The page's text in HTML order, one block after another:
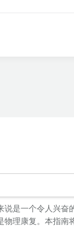
说是一个令人兴奋
物理康复。本指南